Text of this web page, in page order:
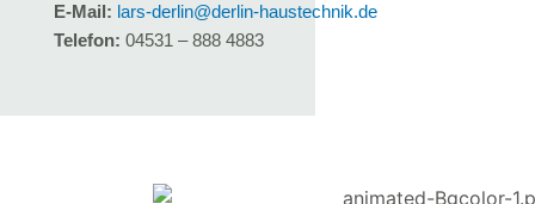
E-Mail: lars-derlin@derlin-haustechnik.de
Telefon: 04531 – 888 4883